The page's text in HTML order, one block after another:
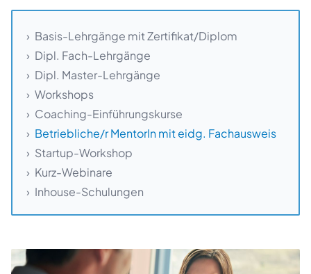
Basis-Lehrgänge mit Zertifikat/Diplom
Dipl. Fach-Lehrgänge
Dipl. Master-Lehrgänge
Workshops
Coaching-Einführungskurse
Betriebliche/r MentorIn mit eidg. Fachausweis
Startup-Workshop
Kurz-Webinare
Inhouse-Schulungen